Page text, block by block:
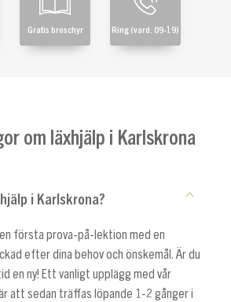
Gratis broschyr Ring (vard. 09-19)
om läxhjälp i Karlskrona
i Karlskrona?
första prova-på-lektion med en
efter dina behov och önskemål. Är du
en ny! Ett vanligt upplägg med vår
att sedan träffas löpande 1-2 gånger i